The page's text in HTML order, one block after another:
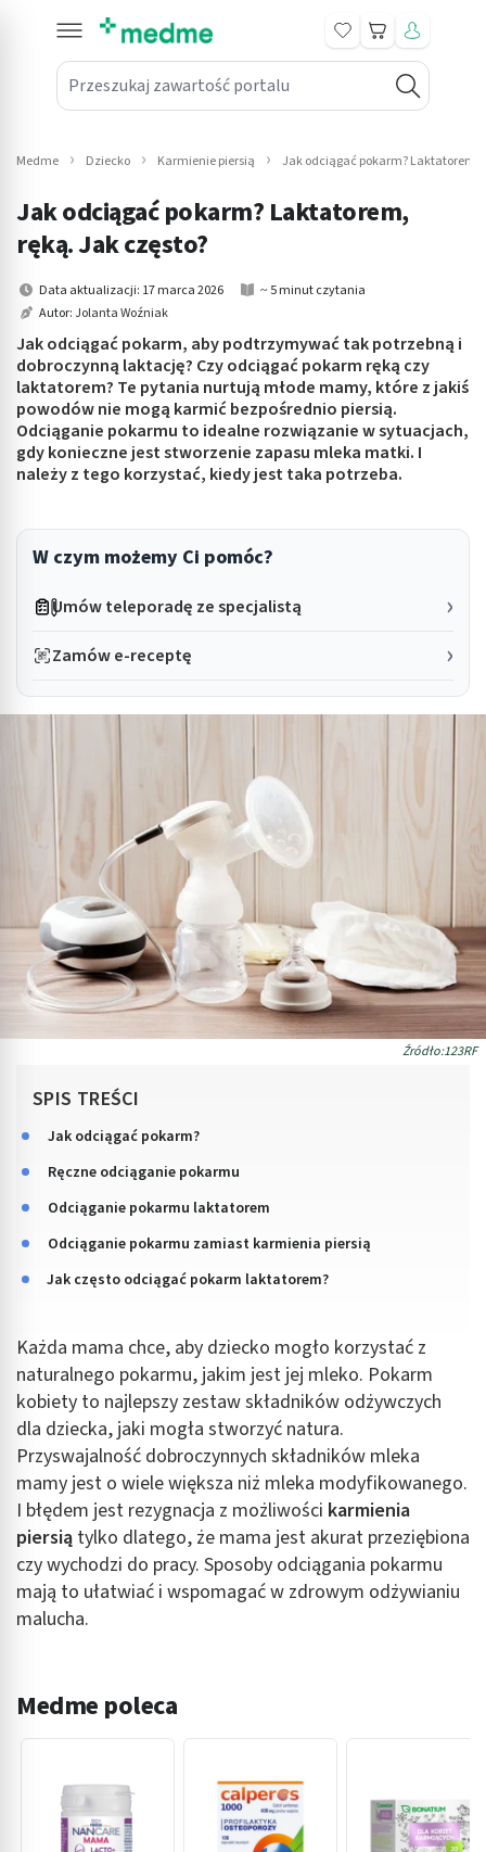
Przeszukaj zawartość portalu
Koszyk
submenu: Leki na receptę
submenu: Mama i dziecko
submenu: Kosmetyki
submenu: Higiena
submenu: Sprzęt medyczny
submenu: Intymne
submenu: Wellness
Medme Dziecko Karmienie piersią Jak odciągać pokarm? Laktatorem,
Jak odciągać pokarm? Laktatorem,
ręką. Jak często?
Data aktualizacji: 17 marca 2026
~ 5 minut czytania
Autor:Jolanta Woźniak
Jak odciągać pokarm, aby podtrzymywać tak potrzebną i
dobroczynną laktację? Czy odciągać pokarm ręką czy
laktatorem? Te pytania nurtują młode mamy, które z jakiś
powodów nie mogą karmić bezpośrednio piersią.
Odciąganie pokarmu to idealne rozwiązanie w sytuacjach,
gdy konieczne jest stworzenie zapasu mleka matki. I
należy z tego korzystać, kiedy jest taka potrzeba.
W czym możemy Ci pomóc?
Umów teleporadę ze specjalistą
Zamów e-receptę
Źródło:123RF
SPIS TREŚCI
Jak odciągać pokarm?
Ręczne odciąganie pokarmu
Odciąganie pokarmu laktatorem
Odciąganie pokarmu zamiast karmienia piersią
Jak często odciągać pokarm laktatorem?
Każda mama chce, aby dziecko mogło korzystać z
naturalnego pokarmu, jakim jest jej mleko. Pokarm
kobiety to najlepszy zestaw składników odżywczych
dla dziecka, jaki mogła stworzyć natura.
Przyswajalność dobroczynnych składników mleka
mamy jest o wiele większa niż mleka modyfikowanego.
I błędem jest rezygnacja z możliwości karmienia
piersią tylko dlatego, że mama jest akurat przeziębiona
czy wychodzi do pracy. Sposoby odciągania pokarmu
mają to ułatwiać i wspomagać w zdrowym odżywianiu
malucha.
Medme poleca